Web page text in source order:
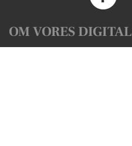
OM VORES DIGITAL